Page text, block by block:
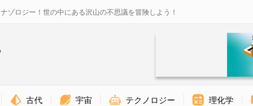
ゾロジー！世の中にある沢山の不思議を冒険しよう！
古代 宇宙 テクノロジー 理化学